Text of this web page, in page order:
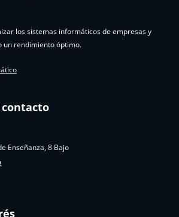
los sistemas informáticos de empresas y
un rendimiento óptimo.
Enseñanza, 8 Bajo